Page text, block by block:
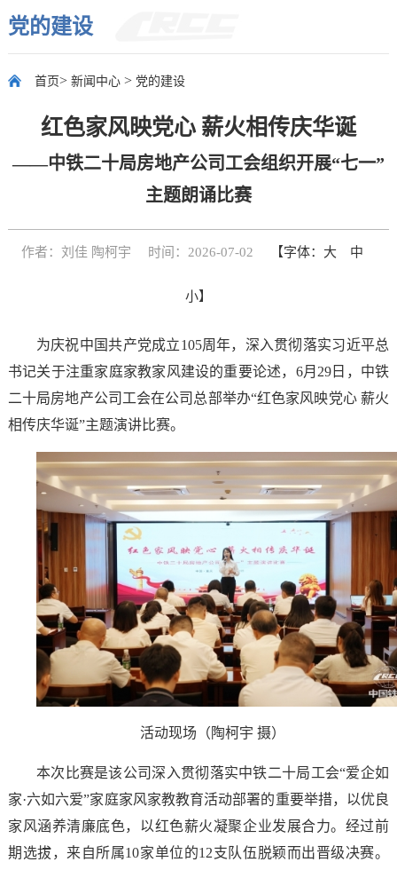
党的建设
首页> 新闻中心 > 党的建设
红色家风映党心 薪火相传庆华诞
——中铁二十局房地产公司工会组织开展“七一”
主题朗诵比赛
作者：刘佳 陶柯宇 时间：2026-07-02 【字体： 大 中
小】
为庆祝中国共产党成立105周年，深入贯彻落实习近平总
书记关于注重家庭家教家风建设的重要论述，6月29日，中铁
二十局房地产公司工会在公司总部举办“红色家风映党心 薪火
相传庆华诞”主题演讲比赛。
活动现场（陶柯宇 摄）
本次比赛是该公司深入贯彻落实中铁二十局工会“爱企如
家·六如六爱”家庭家风家教教育活动部署的重要举措，以优良
家风涵养清廉底色，以红色薪火凝聚企业发展合力。经过前
期选拔，来自所属10家单位的12支队伍脱颖而出晋级决赛。